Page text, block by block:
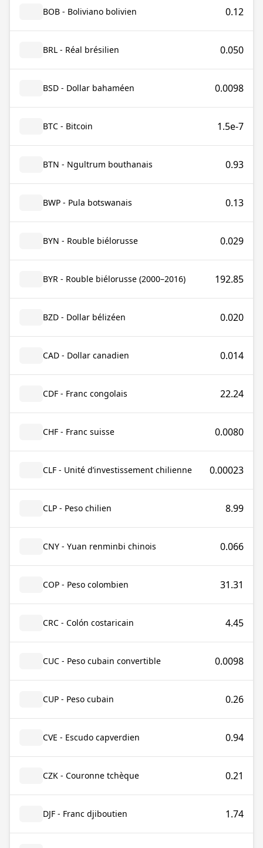
BOB - Boliviano bolivien 0.12
BRL - Réal brésilien 0.050
BSD - Dollar bahaméen 0.0098
BTC - Bitcoin 1.5e-7
BTN - Ngultrum bouthanais 0.93
BWP - Pula botswanais 0.13
BYN - Rouble biélorusse 0.029
BYR - Rouble biélorusse (2000–2016) 192.85
BZD - Dollar bélizéen 0.020
CAD - Dollar canadien 0.014
CDF - Franc congolais 22.24
CHF - Franc suisse 0.0080
CLF - Unité d’investissement chilienne 0.00023
CLP - Peso chilien 8.99
CNY - Yuan renminbi chinois 0.066
COP - Peso colombien 31.31
CRC - Colón costaricain 4.45
CUC - Peso cubain convertible 0.0098
CUP - Peso cubain 0.26
CVE - Escudo capverdien 0.94
CZK - Couronne tchèque 0.21
DJF - Franc djiboutien 1.74